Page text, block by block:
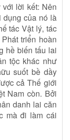
lời kết: Nên
dụng của nó là
tác Vật lý, tác
triển hoàn
hề biến tấu lai
tộc khác như
suốt bề dầy
cả Thế giới
Nam còn. Bởi
danh lai căn
mà đi làm cái